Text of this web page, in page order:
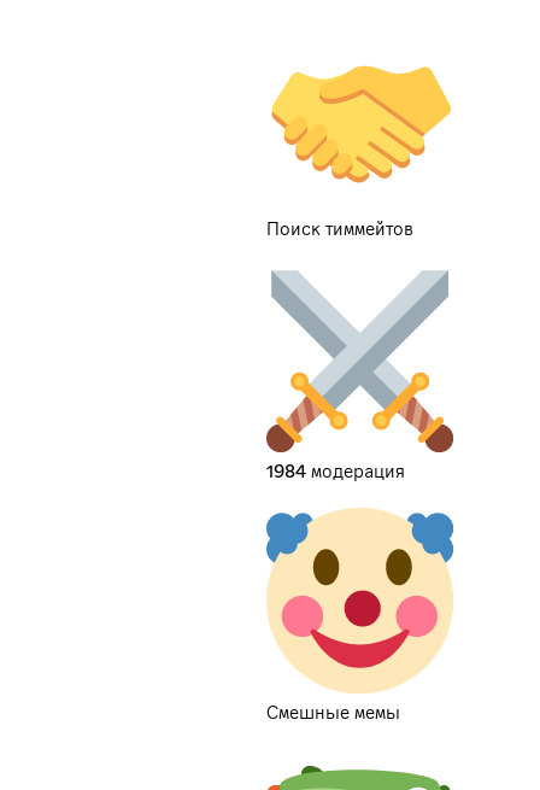
Поиск тиммейтов
1984 модерация
Смешные мемы